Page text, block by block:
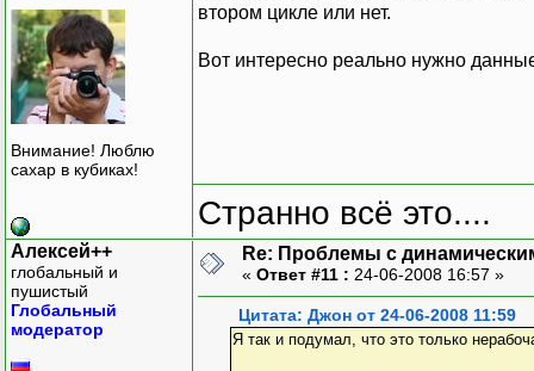
Внимание! Люблю
сахар в кубиках!
втором цикле или нет.
Вот интересно реально нужно
Странно всё это....
Алексей++
глобальный и
пушистый
Глобальный
модератор
Re: Проблемы с
« Ответ #11 : 24-06-2008 16:57 »
Цитата: Джон от 24-06-2008 11:59
Я так и подумал, что это только